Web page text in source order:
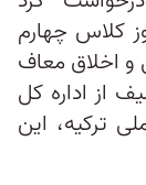
کلاس چهارم
اخلاق معاف
از اداره کل
ترکیه، این